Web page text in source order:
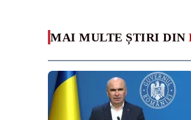
MAI MULTE ȘTIRI DIN